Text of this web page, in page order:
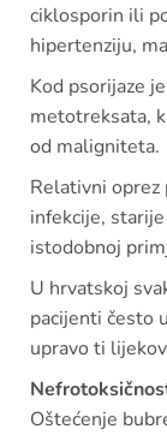
ciklosporin ili
hipertenziju,
Kod psorijaze
metotreksata,
od maligniteta.
Relativni
infekcije,
istodobnoj
U hrvatskoj
pacijenti često
upravo ti
Oštećenje